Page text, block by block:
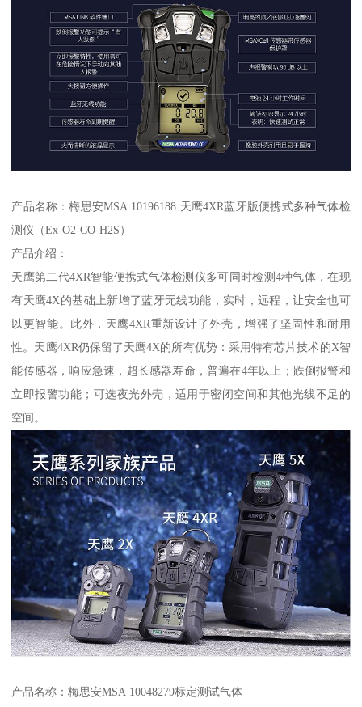
产品名称：梅思安MSA 10196188 天鹰4XR蓝牙版便携式多种气体检
测仪（Ex-O2-CO-H2S）
产品介绍：
天鹰第二代4XR智能便携式气体检测仪多可同时检测4种气体，在现
有天鹰4X的基础上新增了蓝牙无线功能，实时，远程，让安全也可
以更智能。此外，天鹰4XR重新设计了外壳，增强了坚固性和耐用
性。天鹰4XR仍保留了天鹰4X的所有优势：采用特有芯片技术的X智
能传感器，响应急速，超长感器寿命，普遍在4年以上；跌倒报警和
立即报警功能；可选夜光外壳，适用于密闭空间和其他光线不足的
空间。
产品名称：梅思安MSA 10048279标定测试气体